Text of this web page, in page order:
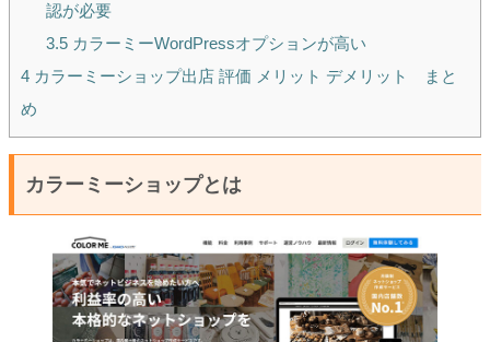
認が必要
3.5カラーミーWordPressオプションが高い
4 カラーミーショップ出店 評価 メリット デメリット まと
め
カラーミーショップとは